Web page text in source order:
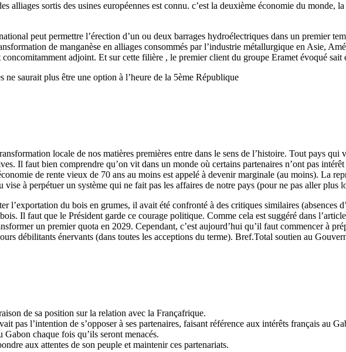
alliages sortis des usines européennes est connu. c’est la deuxième économie du monde,
peut permettre l’érection d’un ou deux barrages hydroélectriques dans un premier
de manganèse en alliages consommés par l’industrie métallurgique en Asie,
adjoint. Et sur cette filière , le premier client du groupe Eramet évoqué sait
ne saurait plus être une option à l’heure de la 5ème République
locale de nos matières premières entre dans le sens de l’histoire. Tout pays
Il faut bien comprendre qu’on vit dans un monde où certains partenaires n’ont pas
de rente vieux de 70 ans au moins est appelé à devenir marginale (au moins). La
vise à perpétuer un système qui ne fait pas les affaires de notre pays (pour ne pas aller plus
l’exportation du bois en grumes, il avait été confronté à des critiques similaires
Il faut que le Président garde ce courage politique. Comme cela est suggéré dans
un premier quota en 2029. Cependant, c’est aujourd’hui qu’il faut commencer à
débilitants énervants (dans toutes les acceptions du terme). Bref.Total soutien au
de sa position sur la relation avec la Françafrique.
pas l’intention de s’opposer à ses partenaires, faisant référence aux intérêts français au
chaque fois qu’ils seront menacés.
aux attentes de son peuple et maintenir ces partenariats.